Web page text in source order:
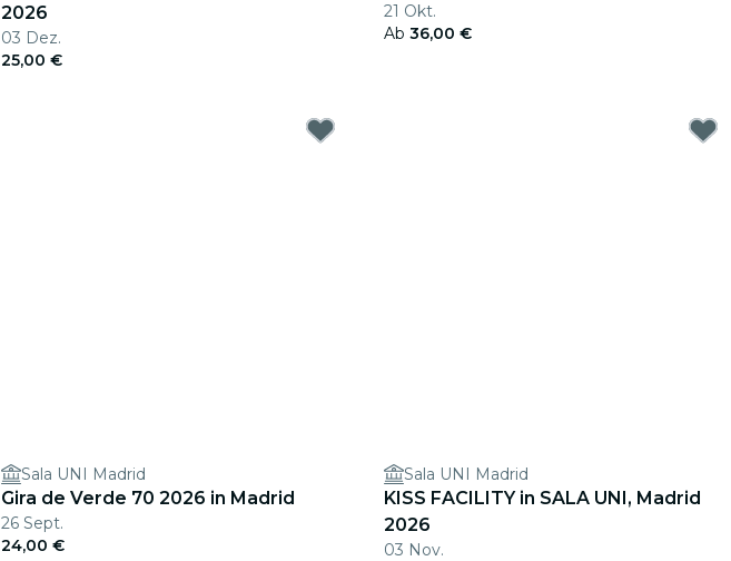
2026
03 Dez.
25,00 €
21 Okt.
Ab 36,00 €
Sala UNI Madrid
Gira de Verde 70 2026 in Madrid
26 Sept.
24,00 €
Sala UNI Madrid
KISS FACILITY in SALA UNI, Madrid
2026
03 Nov.